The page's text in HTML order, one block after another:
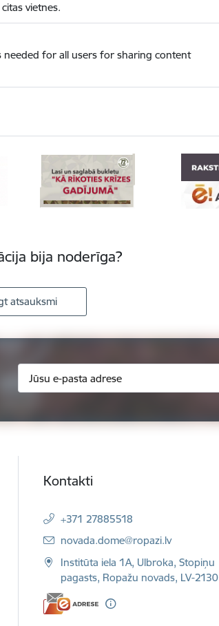
vietnes.
needed for all users for sharing content
bija noderīga?
atsauksmi
Kontakti
+371 27885518
E-pasts:
novada.dome@ropazi.lv
Institūta iela 1A, Ulbroka, Stopiņu
pagasts, Ropažu novads, LV-2130